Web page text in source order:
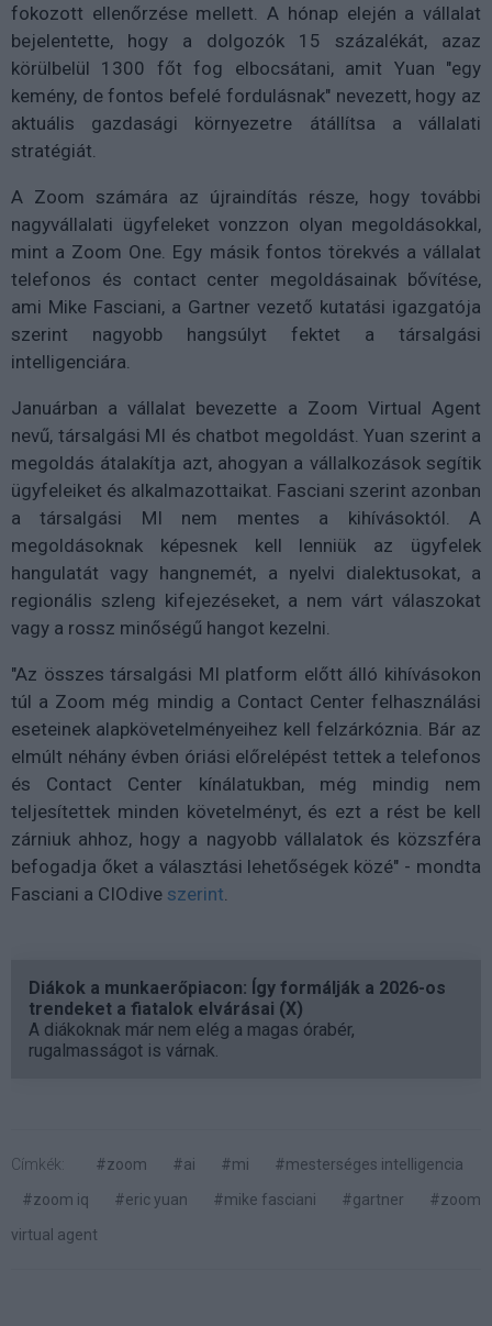
fokozott ellenőrzése mellett. A hónap elején a vállalat
bejelentette, hogy a dolgozók 15 százalékát, azaz
körülbelül 1300 főt fog elbocsátani, amit Yuan "egy
kemény, de fontos befelé fordulásnak" nevezett, hogy az
aktuális gazdasági környezetre átállítsa a vállalati
stratégiát.
A Zoom számára az újraindítás része, hogy további
nagyvállalati ügyfeleket vonzzon olyan megoldásokkal,
mint a Zoom One. Egy másik fontos törekvés a vállalat
telefonos és contact center megoldásainak bővítése,
ami Mike Fasciani, a Gartner vezető kutatási igazgatója
szerint nagyobb hangsúlyt fektet a társalgási
intelligenciára.
Januárban a vállalat bevezette a Zoom Virtual Agent
nevű, társalgási MI és chatbot megoldást. Yuan szerint a
megoldás átalakítja azt, ahogyan a vállalkozások segítik
ügyfeleiket és alkalmazottaikat. Fasciani szerint azonban
a társalgási MI nem mentes a kihívásoktól. A
megoldásoknak képesnek kell lenniük az ügyfelek
hangulatát vagy hangnemét, a nyelvi dialektusokat, a
regionális szleng kifejezéseket, a nem várt válaszokat
vagy a rossz minőségű hangot kezelni.
"Az összes társalgási MI platform előtt álló kihívásokon
túl a Zoom még mindig a Contact Center felhasználási
eseteinek alapkövetelményeihez kell felzárkóznia. Bár az
elmúlt néhány évben óriási előrelépést tettek a telefonos
és Contact Center kínálatukban, még mindig nem
teljesítettek minden követelményt, és ezt a rést be kell
zárniuk ahhoz, hogy a nagyobb vállalatok és közszféra
befogadja őket a választási lehetőségek közé" - mondta
Fasciani a CIOdive szerint
Diákok a munkaerőpiacon: Így formálják a 2026-os
trendeket a fiatalok elvárásai (X)
A diákoknak már nem elég a magas órabér,
rugalmasságot is várnak.
Címkék: #zoom #ai #mi
#mesterséges intelligencia
#zoom iq
#eric yuan #mike fasciani #gartner
#zoom
virtual agent